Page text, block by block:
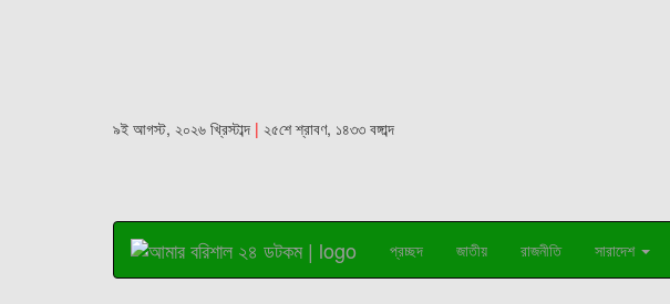
৯ই আগস্ট, ২০২৬ খ্রিস্টাব্দ | ২৫শে শ্রাবণ, ১৪৩৩ বঙ্গাব্দ
প্রচ্ছদ জাতীয় রাজনীতি সারাদেশ